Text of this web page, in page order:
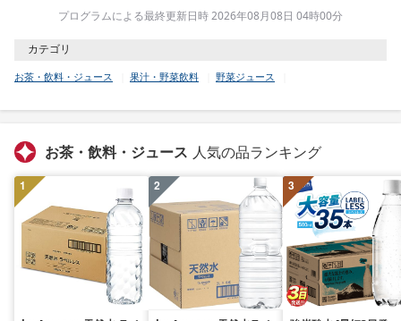
プログラムによる最終更新日時 2026年08月08日 04時00分
カテゴリ
お茶・飲料・ジュース 果汁・野菜飲料 野菜ジュース
お茶・飲料・ジュース 人気の品ランキング
1 2 3